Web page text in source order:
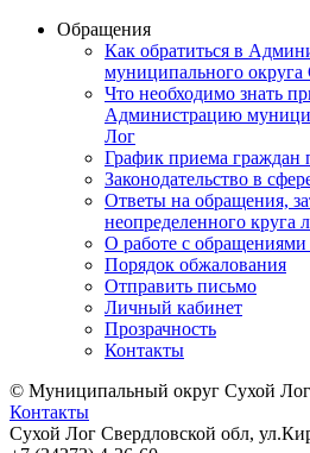
Обращения
Как обратиться в
муниципального
Что необходимо знать
Администрацию
Лог
График приема
Законодательство в
Ответы на обращения,
неопределенного круга
О работе с обращениями
Порядок обжалования
Отправить письмо
Личный кабинет
Прозрачность
Контакты
© Муниципальный округ Сухой Лог
Контакты
Сухой Лог Свердловской обл,